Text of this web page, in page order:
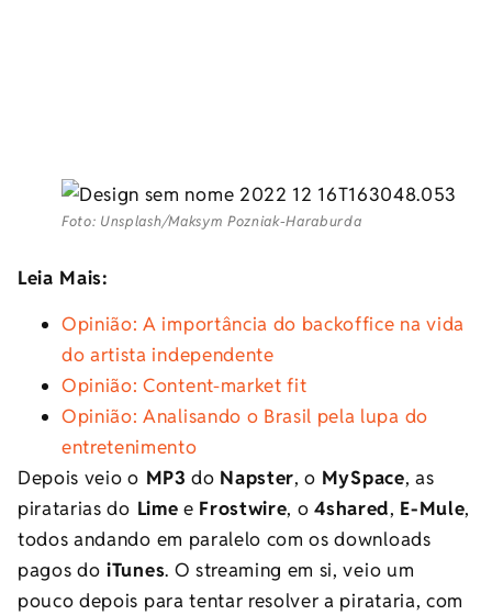
Foto: Unsplash/Maksym Pozniak-Haraburda
Leia Mais:
Opinião: A importância do backoffice na vida
do artista independente
Opinião: Content-market fit
Opinião: Analisando o Brasil pela lupa do
entretenimento
Depois veio o MP3 do Napster, o MySpace, as
piratarias do Lime e Frostwire, o4shared, E-Mule,
todos andando em paralelo com os downloads
pagos do iTunes. O streaming em si, veio um
pouco depois para tentar resolver a pirataria, com